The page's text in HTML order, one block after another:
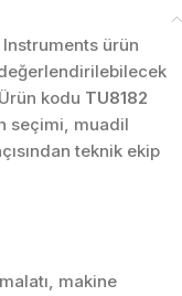
Instruments ürün
kodu TU8182
seçimi, muadil
teknik ekip
makine